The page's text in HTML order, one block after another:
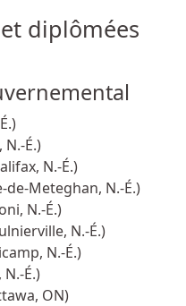
diplômées
É.)
N.-É.)
de-Meteghan, N.-É.)
N.-É.)
N.-É.)
N.-É.)
É.)
ON)